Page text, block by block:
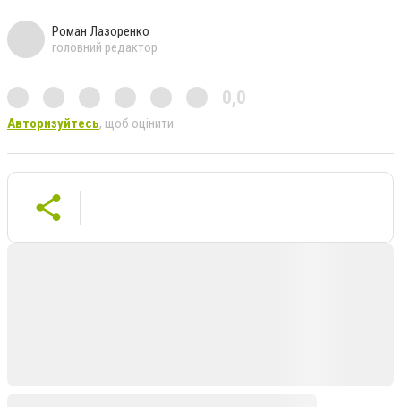
Роман Лазоренко
головний редактор
0,0
Авторизуйтесь, щоб оцінити